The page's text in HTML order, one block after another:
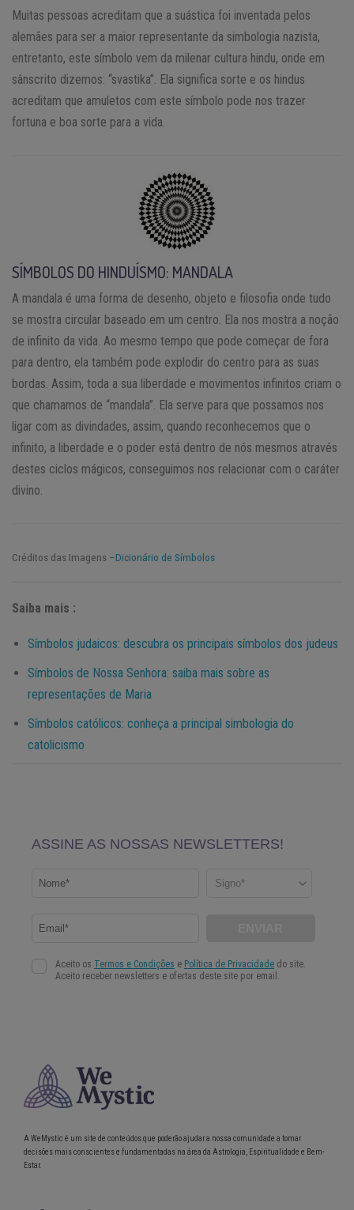
Muitas pessoas acreditam que a suástica foi inventada pelos
alemães para ser a maior representante da simbologia nazista,
entretanto, este símbolo vem da milenar cultura hindu, onde em
sânscrito dizemos: “svastika”. Ela significa sorte e os hindus
acreditam que amuletos com este símbolo pode nos trazer
fortuna e boa sorte para a vida.
SÍMBOLOS DO HINDUÍSMO: MANDALA
A mandala é uma forma de desenho, objeto e filosofia onde tudo
se mostra circular baseado em um centro. Ela nos mostra a noção
de infinito da vida. Ao mesmo tempo que pode começar de fora
para dentro, ela também pode explodir do centro para as suas
bordas. Assim, toda a sua liberdade e movimentos infinitos criam o
que chamamos de “mandala”. Ela serve para que possamos nos
ligar com as divindades, assim, quando reconhecemos que o
infinito, a liberdade e o poder está dentro de nós mesmos através
destes ciclos mágicos, conseguimos nos relacionar com o caráter
divino.
Créditos das Imagens –Dicionário de Símbolos
Saiba mais :
Símbolos judaicos: descubra os principais símbolos dos judeus
Símbolos de Nossa Senhora: saiba mais sobre as
representações de Maria
Símbolos católicos: conheça a principal simbologia do
catolicismo
A WeMystic é um site de conteúdos que poderão ajudar a nossa comunidade a tomar
decisões mais conscientes e fundamentadas na área da Astrologia, Espiritualidade e Bem-
Estar.